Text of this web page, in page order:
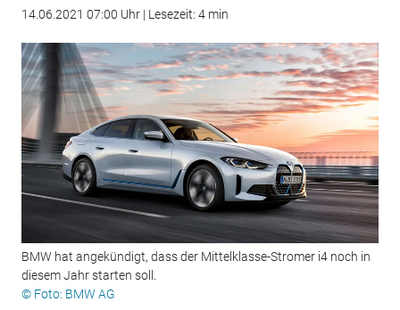
14.06.2021 07:00 Uhr | Lesezeit: 4 min
BMW hat angekündigt, dass der Mittelklasse-Stromer i4 noch in
diesem Jahr starten soll.
© Foto: BMW AG